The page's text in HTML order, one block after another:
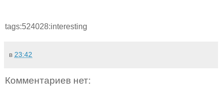
tags:524028:interesting
в 23:42
Комментариев нет: